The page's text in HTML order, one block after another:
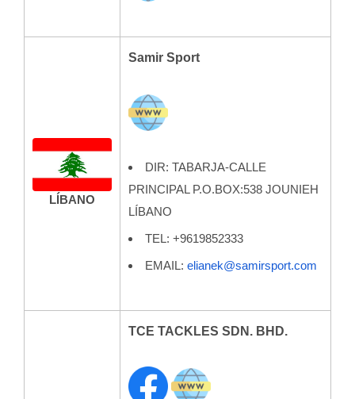
LÍBANO
Samir Sport
DIR: TABARJA-CALLE
PRINCIPAL P.O.BOX:538 JOUNIEH
LÍBANO
TEL: +9619852333
EMAIL:elianek@samirsport.com
TCE TACKLES SDN. BHD.